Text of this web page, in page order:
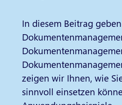
In diesem Beitrag
zeigen wir Ihnen, wie
sinnvoll einsetzen